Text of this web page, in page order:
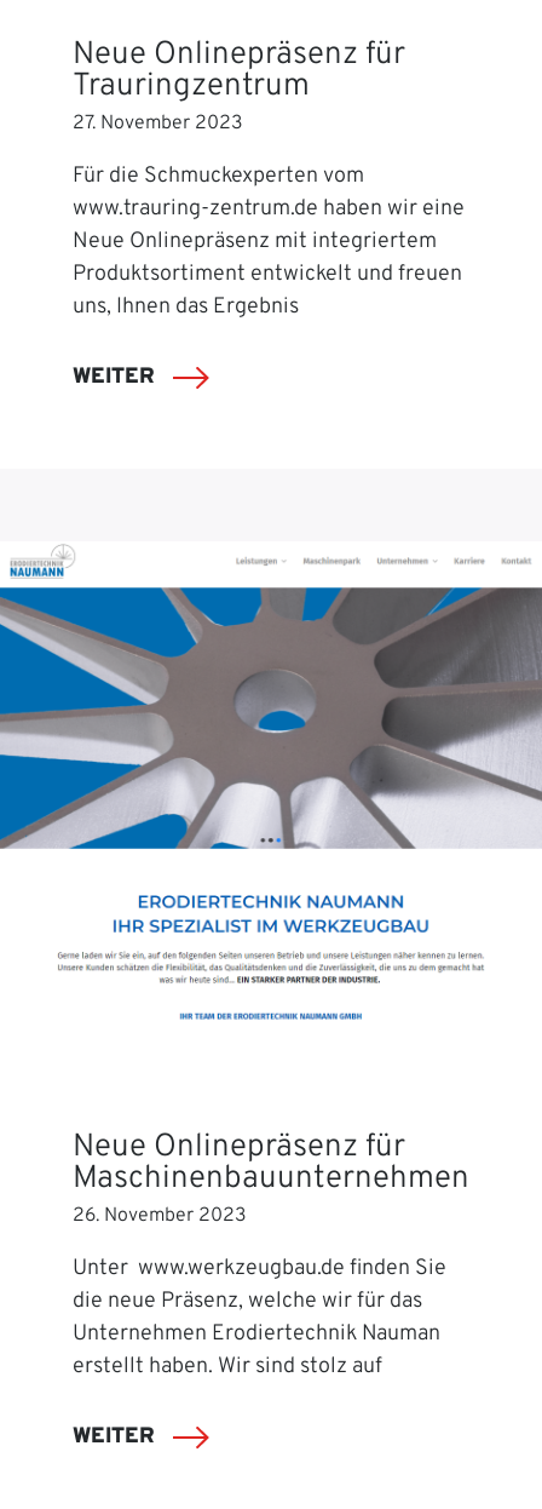
Neue Onlinepräsenz für
Trauringzentrum
27. November 2023
Für die Schmuckexperten vom
www.trauring-zentrum.de haben wir eine
Neue Onlinepräsenz mit integriertem
Produktsortiment entwickelt und freuen
uns, Ihnen das Ergebnis
WEITER
Neue Onlinepräsenz für
Maschinenbauunternehmen
26. November 2023
Unter www.werkzeugbau.de finden Sie
die neue Präsenz, welche wir für das
Unternehmen Erodiertechnik Nauman
erstellt haben. Wir sind stolz auf
WEITER